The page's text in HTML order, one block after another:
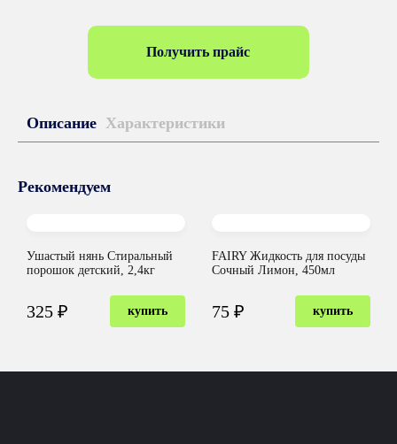
Получить прайс
Описание Характеристики
Рекомендуем
Ушастый нянь Стиральный
порошок детский, 2,4кг
325 ₽ купить
FAIRY Жидкость для посуды
Сочный Лимон, 450мл
75 ₽ купить